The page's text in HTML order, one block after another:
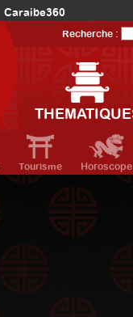
Caraibe360
AmériqueDuNord360
Recherche :
Tourisme Horoscope